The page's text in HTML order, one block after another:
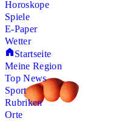
Horoskope
Spiele
E-Paper
Wetter
Startseite
Meine Region
Top News
Sport
Rubriken
Orte